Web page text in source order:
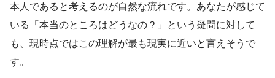
本人であると考えるのが自然な流れです。あなたが感じて
いる「本当のところはどうなの？」という疑問に対して
も、現時点ではこの理解が最も現実に近いと言えそうで
す。